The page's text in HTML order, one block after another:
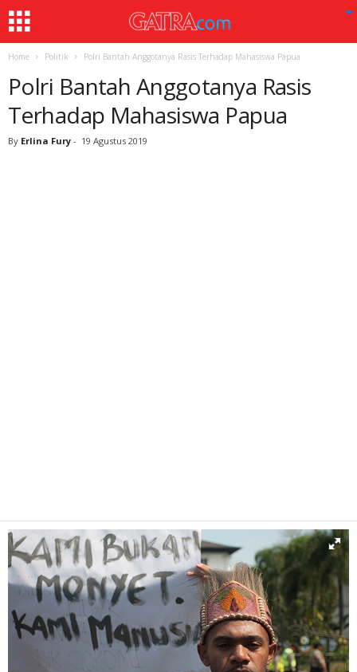
Home Politik Polri Bantah Anggotanya Rasis Terhadap Mahasiswa Papua
Polri Bantah Anggotanya Rasis
Terhadap Mahasiswa Papua
By Erlina Fury - 19 Agustus 2019